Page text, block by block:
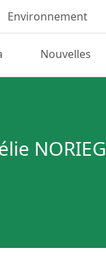
Environnement
Nouvelles